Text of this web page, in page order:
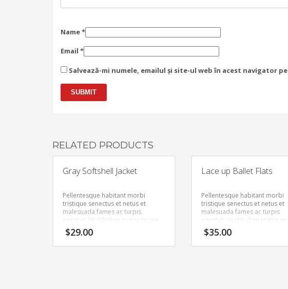
Name*
Email *
Salvează-mi numele, emailul și site-ul web în acest navigator
RELATED PRODUCTS
Gray Softshell Jacket
Pellentesque habitant morbi
tristique senectus et netus et
malesuada fames ac turpis
egestas. Vestibulum tortor quam,
feugiat vitae, ultricies eget, tempor
sit amet, ante. Donec eu libero sit
$29.00
Lace up Ballet Flats
Pellentesque habitant morbi
tristique senectus et netus et
malesuada fames ac turpis
egestas. Vestibulum tortor
feugiat vitae, ultricies eget,
sit amet, ante. Donec eu libero
$35.00